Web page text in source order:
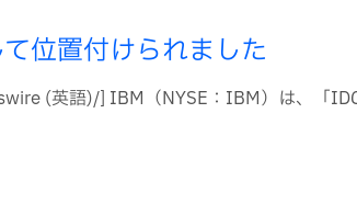
位置付けられました
(英語)/] IBM（NYSE：IBM）は、「